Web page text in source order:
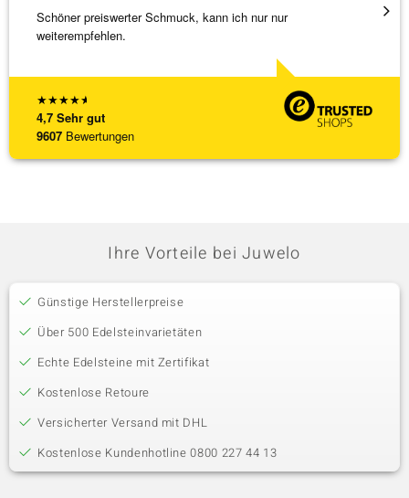
★★★★★
4,7 Sehr gut
9607 Bewertungen
Schöner preiswerter Schmuck, kann ich nur nur
weiterempfehlen.
3 x
Ihre Vorteile bei Juwelo
Günstige Herstellerpreise
Über 500 Edelsteinvarietäten
Echte Edelsteine mit Zertifikat
Kostenlose Retoure
Versicherter Versand mit DHL
Kostenlose Kundenhotline 0800 227 44 13